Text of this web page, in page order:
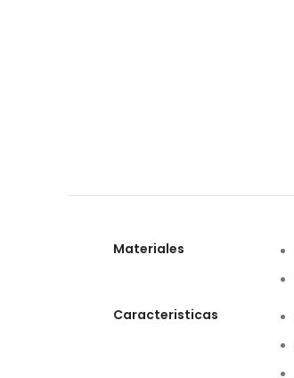
Materiales
Caracteristicas